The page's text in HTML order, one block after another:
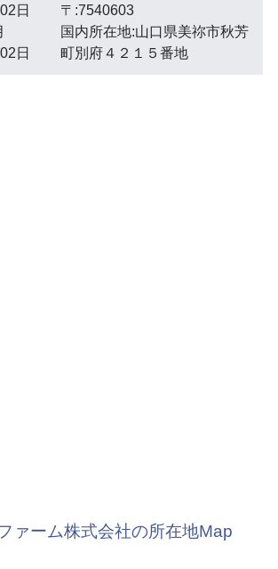
日
日
〒:7540603
国内所在地:山口県美祢市秋芳
町別府４２１５番地
ァーム株式会社の所在地Map